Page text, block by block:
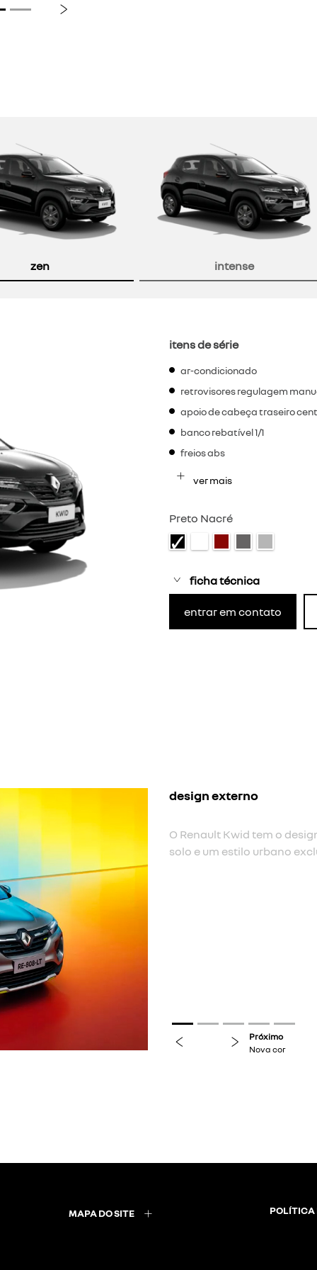
Próximo
zen intense
itens de série
ar-condicionado
retrovisores regulagem
apoio de cabeça traseiro
banco rebatível 1/1
freios abs
ver mais
Preto Nacré
ficha técnica
entrar em contato
nova cor
Nova cor de carroceria
MAPA DO SITE POLÍTICA